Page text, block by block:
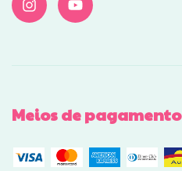
Meios de pagamento